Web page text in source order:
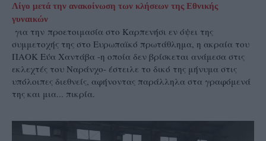
Λίγο μετά την ανακοίνωση των κλήσεων της Εθνικής
γυναικών
για την προετοιμασία στο Καρπενήσι εν όψει της
συμμετοχής της στο Ευρωπαϊκό πρωτάθλημα, η ακραία του
ΠΑΟΚ Εύα Χαντάβα -η οποία δεν βρίσκεται ανάμεσα στις
εκλεχτές του Ναράνχο- έστειλε το δικό της μήνυμα στις
υπόλοιπες διεθνείς, αφήνοντας παράλληλα στα γραφόμενά
της και μια... πικρία.